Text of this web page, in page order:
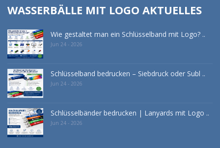
WASSERBÄLLE MIT LOGO AKTUELLES
Wie gestaltet man ein Schlüsselband mit Logo? ..
Jun 24 - 2026
Schlüsselband bedrucken – Siebdruck oder Subl ..
Jun 24 - 2026
Schlüsselbänder bedrucken | Lanyards mit Logo ..
Jun 24 - 2026